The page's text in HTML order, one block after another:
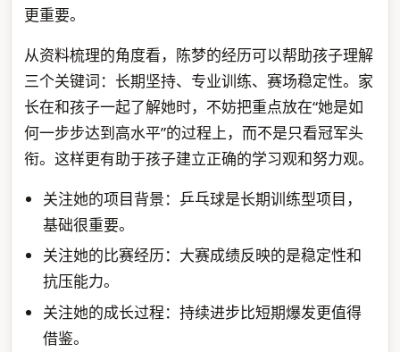
更重要。
从资料梳理的角度看，陈梦的经历可以帮助孩子理解
三个关键词：长期坚持、专业训练、赛场稳定性。家
长在和孩子一起了解她时，不妨把重点放在“她是如
何一步步达到高水平”的过程上，而不是只看冠军头
衔。这样更有助于孩子建立正确的学习观和努力观。
关注她的项目背景：乒乓球是长期训练型项目，
基础很重要。
关注她的比赛经历：大赛成绩反映的是稳定性和
抗压能力。
关注她的成长过程：持续进步比短期爆发更值得
借鉴。